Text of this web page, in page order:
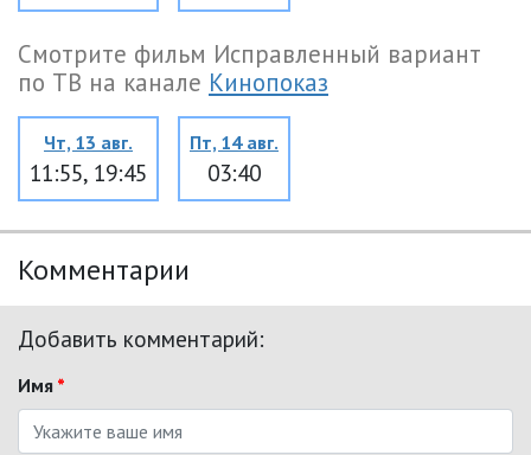
Смотрите фильм Исправленный вариант
по ТВ на канале Кинопоказ
Чт, 13 авг.
11:55, 19:45
Пт, 14 авг.
03:40
Комментарии
Добавить комментарий:
Имя *